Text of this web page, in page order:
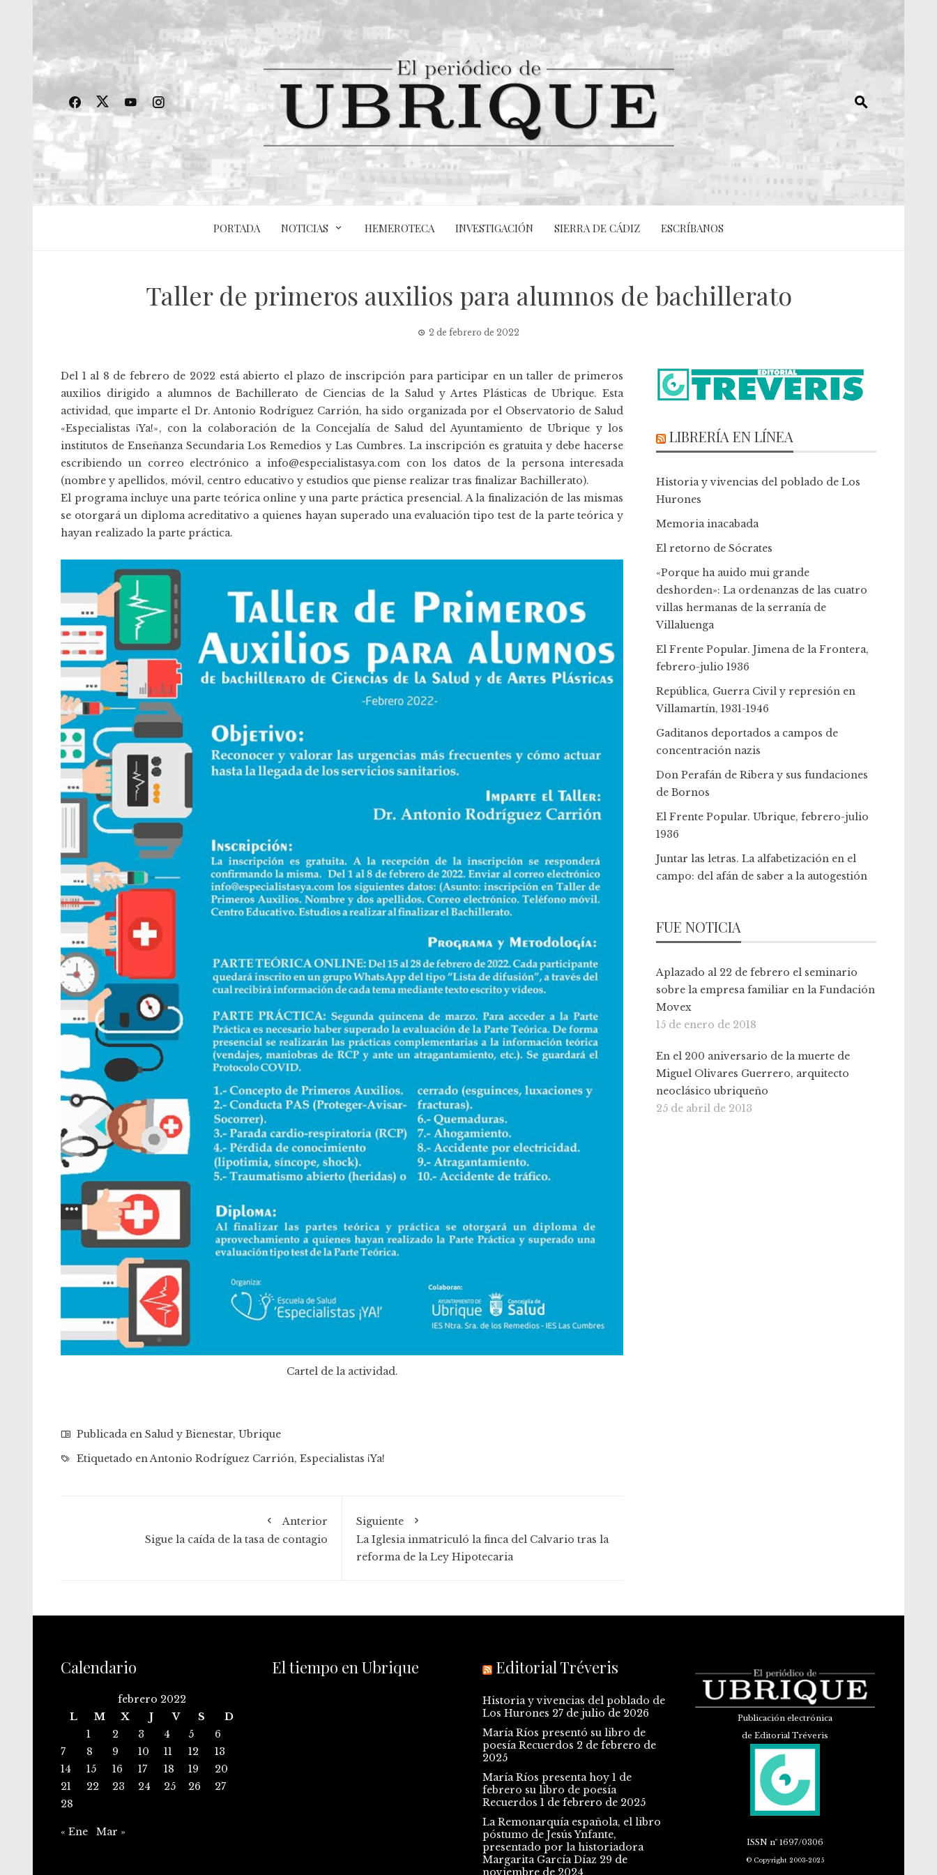
PORTADA NOTICIAS HEMEROTECA INVESTIGACIÓN SIERRA DE CÁDIZ ESCRÍBANOS
Taller de primeros auxilios para alumnos de bachillerato
2 de febrero de 2022
Del 1 al 8 de febrero de 2022 está abierto el plazo de inscripción para participar en un taller de primeros
auxilios dirigido a alumnos de Bachillerato de Ciencias de la Salud y Artes Plásticas de Ubrique. Esta
actividad, que imparte el Dr. Antonio Rodríguez Carrión, ha sido organizada por el Observatorio de Salud
«Especialistas ¡Ya!», con la colaboración de la Concejalía de Salud del Ayuntamiento de Ubrique y los
institutos de Enseñanza Secundaria Los Remedios y Las Cumbres. La inscripción es gratuita y debe hacerse
escribiendo un correo electrónico a info@especialistasya.com con los datos de la persona interesada
(nombre y apellidos, móvil, centro educativo y estudios que piense realizar tras finalizar Bachillerato).
El programa incluye una parte teórica online y una parte práctica presencial. A la finalización de las mismas
se otorgará un diploma acreditativo a quienes hayan superado una evaluación tipo test de la parte teórica y
hayan realizado la parte práctica.
Cartel de la actividad.
Publicada en Salud y Bienestar, Ubrique
Etiquetado enAntonio Rodríguez Carrión, Especialistas ¡Ya!
Anterior
Sigue la caída de la tasa de contagio
Siguiente
La Iglesia inmatriculó la finca del Calvario tras la
reforma de la Ley Hipotecaria
LIBRERÍA EN LÍNEA
Historia y vivencias del poblado de Los
Hurones
Memoria inacabada
El retorno de Sócrates
«Porque ha auido mui grande
deshorden»: La ordenanzas de las cuatro
villas hermanas de la serranía de
Villaluenga
El Frente Popular. Jimena de la Frontera,
febrero-julio 1936
República, Guerra Civil y represión en
Villamartín, 1931-1946
Gaditanos deportados a campos de
concentración nazis
Don Perafán de Ribera y sus fundaciones
de Bornos
El Frente Popular. Ubrique, febrero-julio
1936
Juntar las letras. La alfabetización en el
campo: del afán de saber a la autogestión
FUE NOTICIA
Aplazado al 22 de febrero el seminario
sobre la empresa familiar en la Fundación
Movex
15 de enero de 2018
En el 200 aniversario de la muerte de
Miguel Olivares Guerrero, arquitecto
neoclásico ubriqueño
25 de abril de 2013
Calendario
febrero 2022
L
M X J V S
D
1
2 3 4 5
6
7
8 9 10 11 12
13
14
15 16 17 18 19
20
21
22 23 24 25 26
27
28
« Ene Mar »
El tiempo en Ubrique Editorial Tréveris
Historia y vivencias del poblado de
Los Hurones 27 de julio de 2026
María Ríos presentó su libro de
poesía Recuerdos 2 de febrero de
2025
María Ríos presenta hoy 1 de
febrero su libro de poesía
Recuerdos 1 de febrero de 2025
La Remonarquía española, el libro
póstumo de Jesús Ynfante,
presentado por la historiadora
Margarita García Díaz 29 de
noviembre de 2024
Publicación electrónica
de Editorial Tréveris
ISSNnº 1697/0306
© Copyright 2003-2025